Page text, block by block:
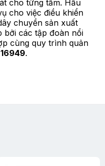
cho từng tấm. Hầu
cho việc điều khiển
chuyền sản xuất
bởi các tập đoàn nổi
cùng quy trình quản
.